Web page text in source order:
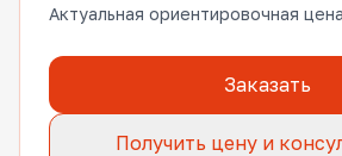
Актуальная ориентировочная
Заказать
Получить цену и